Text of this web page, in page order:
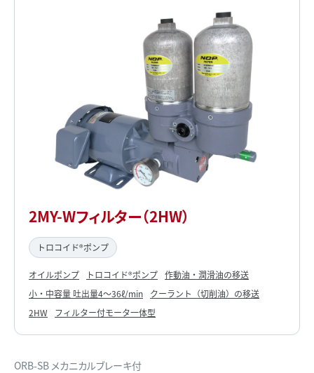
2MY-Wフィルター（2HW）
トロコイド®ポンプ
オイルポンプ トロコイド®ポンプ 作動油・潤滑油の移送
小・中容量 吐出量4～36ℓ/min
クーラント（切削油）の移送
2HW
フィルター付モータ一体型
ORB-SB メカニカルブレーキ付